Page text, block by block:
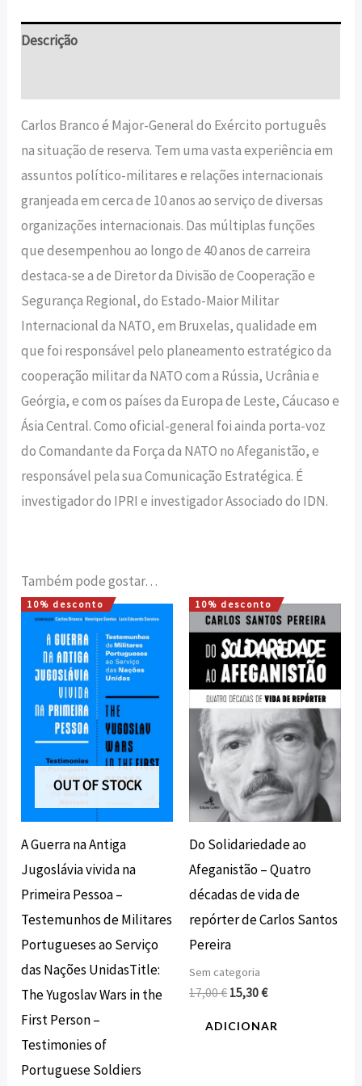
Descrição
Carlos Branco é Major-General do Exército português
na situação de reserva. Tem uma vasta experiência em
assuntos político-militares e relações internacionais
granjeada em cerca de 10 anos ao serviço de diversas
organizações internacionais. Das múltiplas funções
que desempenhou ao longo de 40 anos de carreira
destaca-se a de Diretor da Divisão de Cooperação e
Segurança Regional, do Estado-Maior Militar
Internacional da NATO, em Bruxelas, qualidade em
que foi responsável pelo planeamento estratégico da
cooperação militar da NATO com a Rússia, Ucrânia e
Geórgia, e com os países da Europa de Leste, Cáucaso e
Ásia Central. Como oficial-general foi ainda porta-voz
do Comandante da Força da NATO no Afeganistão, e
responsável pela sua Comunicação Estratégica. É
investigador do IPRI e investigador Associado do IDN.
Também pode gostar…
10% desconto
OUT OF STOCK
A Guerra na Antiga
Jugoslávia vivida na
Primeira Pessoa –
Testemunhos de Militares
Portugueses ao Serviço
das Nações UnidasTitle:
The Yugoslav Wars in the
First Person –
Testimonies of
Portuguese Soldiers
O
preço
original
era:
22,00 €.
O
preço
atual
é:
19,80 €.
10% desconto
Do Solidariedade ao
Afeganistão – Quatro
décadas de vida de
repórter de Carlos Santos
Pereira
Sem categoria
17,00€
O
preço
original
era:
17,00 €.
15,30€
O
preço
atual
é:
15,30 €.
ADICIONAR